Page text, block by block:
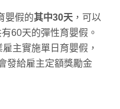
嬰假的其中30天 ，可以
60天的彈性育嬰假。
主實施單日育嬰假，
發給雇主定額獎勵金